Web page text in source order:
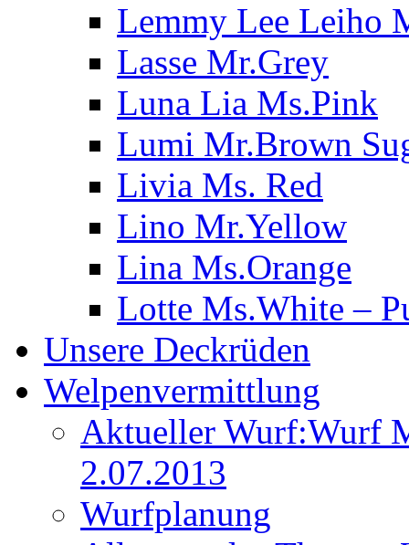
Lemmy Lee Leiho
Lasse Mr.Grey
Luna Lia Ms.Pink
Lumi Mr.Brown
Livia Ms. Red
Lino Mr.Yellow
Lina Ms.Orange
Lotte Ms.White –
Unsere Deckrüden
Welpenvermittlung
Aktueller Wurf:Wurf
2.07.2013
Wurfplanung